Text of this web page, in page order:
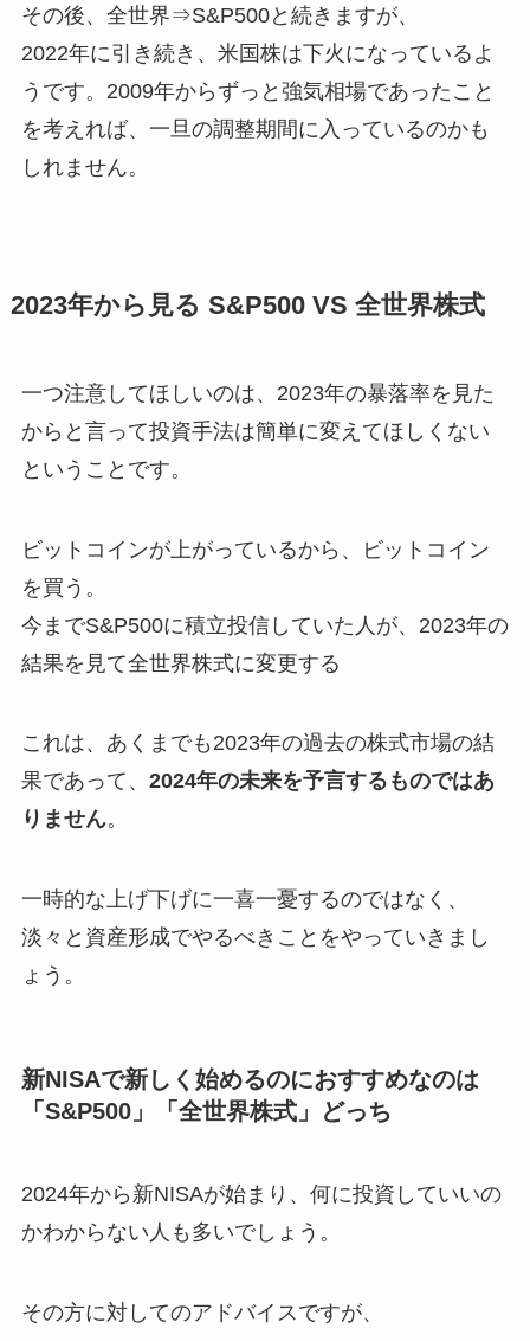
その後、全世界⇒S&P500と続きますが、
2022年に引き続き、米国株は下火になっているよ
うです。2009年からずっと強気相場であったこと
を考えれば、一旦の調整期間に入っているのかも
しれません。
2023年から見る S&P500 VS 全世界株式
一つ注意してほしいのは、2023年の暴落率を見た
からと言って投資手法は簡単に変えてほしくない
ということです。
ビットコインが上がっているから、ビットコイン
を買う。
今までS&P500に積立投信していた人が、2023年の
結果を見て全世界株式に変更する
これは、あくまでも2023年の過去の株式市場の結
果であって、 2024年の未来を予言するものではあ
りません。
一時的な上げ下げに一喜一憂するのではなく、
淡々と資産形成でやるべきことをやっていきまし
ょう。
新NISAで新しく始めるのにおすすめなのは
「S&P500」「全世界株式」どっち
2024年から新NISAが始まり、何に投資していいの
かわからない人も多いでしょう。
その方に対してのアドバイスですが、